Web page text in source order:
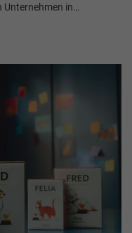
Unternehmen in…